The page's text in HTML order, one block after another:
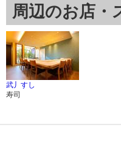
周辺のお店・
武丿すし
寿司